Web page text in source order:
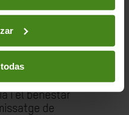
oficial
obra, vinculada
i el benestar
de